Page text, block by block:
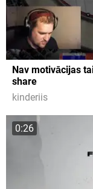
Nav motivācijas
share
kinderiis
0:26